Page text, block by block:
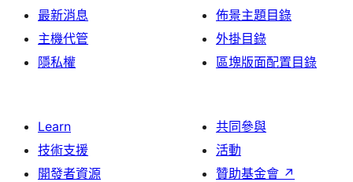
最新消息
主機代管
隱私權
佈景主題目錄
外掛目錄
區塊版面配置目錄
Learn
技術支援
開發者資源
共同參與
活動
贊助基金會 ↗